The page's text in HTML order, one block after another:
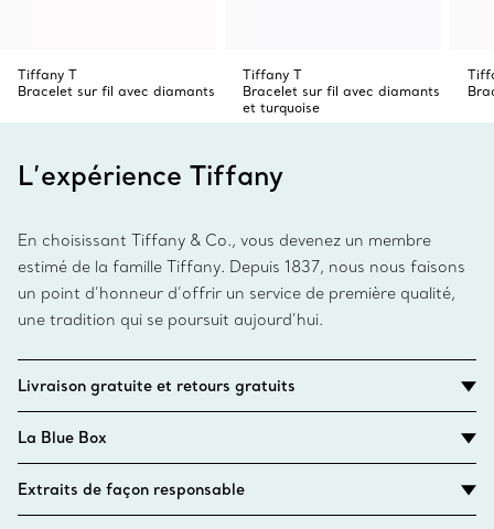
Tiffany T
Bracelet sur fil avec diamants
Tiffany T
Bracelet sur fil avec diamants
et turquoise
L’expérience Tiffany
En choisissant Tiffany & Co., vous devenez un membre
estimé de la famille Tiffany. Depuis 1837, nous nous faisons
un point d’honneur d’offrir un service de première qualité,
une tradition qui se poursuit aujourd’hui.
Livraison gratuite et retours gratuits
La Blue Box
Extraits de façon responsable